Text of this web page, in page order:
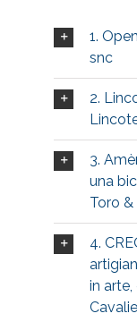
1.
snc
2.
3.
una
Toro
4.
in